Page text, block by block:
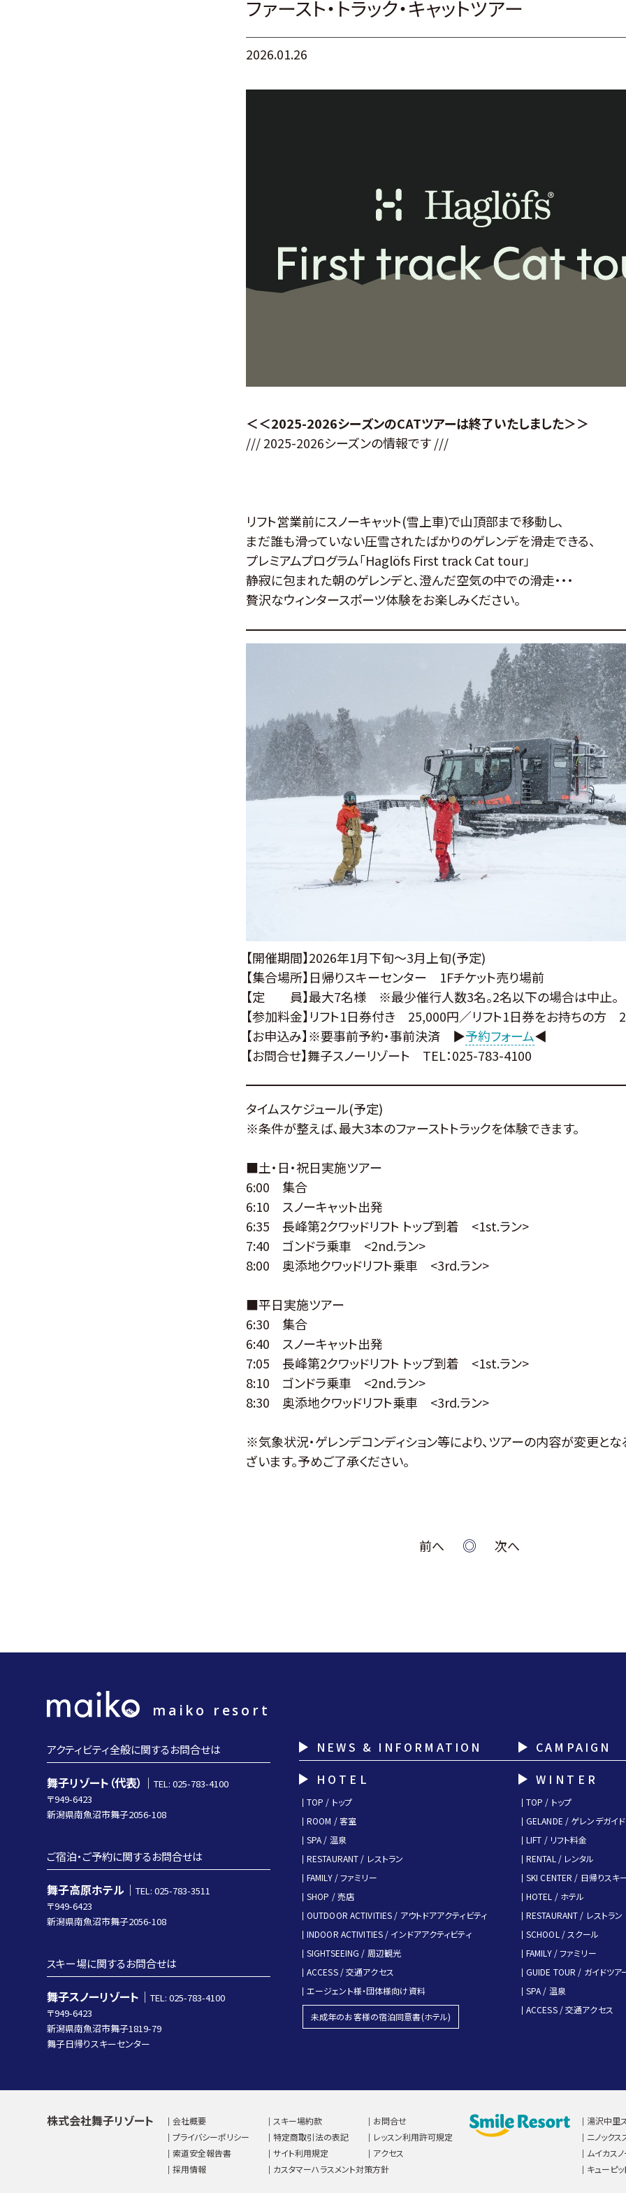
ファースト・トラック・キャットツアー
2026.01.26
＜＜2025-2026シーズンのCATツアーは終了いたしました＞＞
/// 2025-2026シーズンの情報です ///
リフト営業前にスノーキャット(雪上車)で山頂部まで移動し、
まだ誰も滑っていない圧雪されたばかりのゲレンデを滑走できる、
プレミアムプログラム「Haglöfs First track Cat tour」
静寂に包まれた朝のゲレンデと、澄んだ空気の中での滑走・・・
贅沢なウィンタースポーツ体験をお楽しみください。
【開催期間】2026年1月下旬～3月上旬(予定)
【集合場所】日帰りスキーセンター 1Fチケット売り場前
【定 員】最大7名様 ※最少催行人数3名。2名以下の場合は中止。
【参加料金】リフト1日券付き 25,000円／リフト1日券をお持ちの方
【お申込み】※要事前予約・事前決済 ▶予約フォーム◀
【お問合せ】舞子スノーリゾート TEL：025-783-4100
タイムスケジュール(予定)
※条件が整えば、最大3本のファーストトラックを体験できます。
■土・日・祝日実施ツアー
6:00 集合
6:10 スノーキャット出発
6:35 長峰第2クワッドリフト トップ到着 <1st.ラン>
7:40 ゴンドラ乗車 <2nd.ラン>
8:00 奥添地クワッドリフト乗車 <3rd.ラン>
■平日実施ツアー
6:30 集合
6:40 スノーキャット出発
7:05 長峰第2クワッドリフト トップ到着 <1st.ラン>
8:10 ゴンドラ乗車 <2nd.ラン>
8:30 奥添地クワッドリフト乗車 <3rd.ラン>
※気象状況・ゲレンデコンディション等により、ツアーの内容が変更と
ざいます。予めご了承ください。
前へ 次へ
maiko resort
アクティビティ全般に関するお問合せは
舞子リゾート（代表）｜ TEL: 025-783-4100
〒949-6423
新潟県南魚沼市舞子2056-108
ご宿泊・ご予約に関するお問合せは
舞子高原ホテル｜ TEL: 025-783-3511
〒949-6423
新潟県南魚沼市舞子2056-108
スキー場に関するお問合せは
舞子スノーリゾート｜ TEL: 025-783-4100
〒949-6423
新潟県南魚沼市舞子1819-79
舞子日帰りスキーセンター
NEWS & INFORMATION
CAMPAIGN
HOTEL
TOP / トップ
ROOM / 客室
SPA / 温泉
RESTAURANT / レストラン
FAMILY / ファミリー
SHOP / 売店
OUTDOOR ACTIVITIES / アウトドアアクティビティ
INDOOR ACTIVITIES / インドアアクティビティ
SIGHTSEEING / 周辺観光
ACCESS / 交通アクセス
エージェント様・団体様向け資料
未成年のお客様の宿泊同意書(ホテル)
WINTER
TOP / トップ
GELANDE / ゲレンデガイド
LIFT / リフト料金
RENTAL / レンタル
SKI CENTER / 日帰りスキ
HOTEL / ホテル
RESTAURANT / レストラン
SCHOOL / スクール
FAMILY / ファミリー
GUIDE TOUR / ガイドツア
SPA / 温泉
ACCESS / 交通アクセス
株式会社舞子リゾート
会社概要
プライバシーポリシー
サイト利用規定
スキー場約款
特定商取引法の表記
レッスン利用許可規定
アクセス
お問合せ
索道安全報告書
採用情報
カスタマーハラスメント対策方針
湯沢中里
ムイカス
ニノック
キューピ